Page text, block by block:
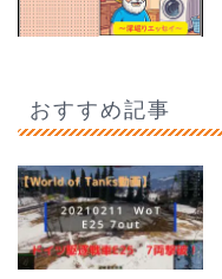
おすすめ記事